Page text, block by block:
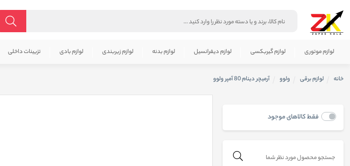
لوازم موتوری لوازم گیربکسی لوازم دیفرانسیل لوازم بدنه لوازم زیربندی لوازم بادی تزیینات داخلی
خانه لوازم برقی ولوو آرميچر دينام 80 آمپر ولوو
فقط کالاهای موجود